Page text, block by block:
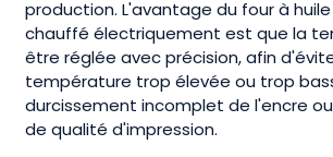
production. L'avantage du four à
chauffé électriquement est que la
être réglée avec précision, afin
température trop élevée ou trop
durcissement incomplet de l'encre
de qualité d'impression.